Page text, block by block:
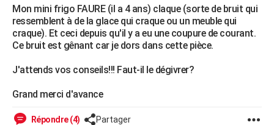
Forum
Aménagement intérieur
Extérieur
Cuisine
Salle de bains
Jardinage
Rangement
WEEK-END
Guides de France
Escapades
Patrimoine
Expositions
Musées
Week-end nature
+LIFESTYLE
SANTE
Alimentation
Guide de la santé
Maladies
Médicaments
Sommeil
VOYAGE
Destinations
City break
Voyage nature
Voyage de noces
Forum
Climat
PHOTO
Mon mini frigo FAURE (il a 4 ans) claque (sorte de bruit qui
ressemblent à de la glace qui craque ou un meuble qui
craque). Et ceci depuis qu'il y a eu une coupure de courant.
Ce bruit est gênant car je dors dans cette pièce.
J'attends vos conseils!!! Faut-il le dégivrer?
Grand merci d'avance
Répondre (4) Partager